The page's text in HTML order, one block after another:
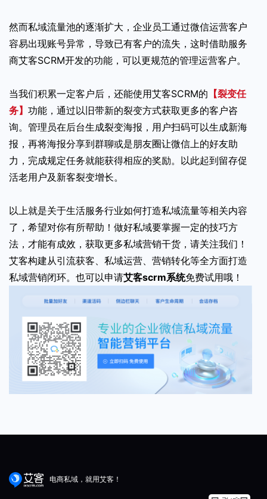
然而私域流量池的逐渐扩大，企业员工通过微信运营客户
容易出现账号异常，导致已有客户的流失，这时借助服务
商艾客SCRM开发的功能，可以更规范的管理运营客户。
当我们积累一定客户后，还能使用艾客SCRM的 【裂变任
务】 功能，通过以旧带新的裂变方式获取更多的客户咨
询。管理员在后台生成裂变海报，用户扫码可以生成新海
报，再将海报分享到群聊或是朋友圈让微信上的好友助
力，完成规定任务就能获得相应的奖励。以此起到留存促
活老用户及新客裂变增长。
以上就是关于生活服务行业如何打造私域流量等相关内容
了，希望对你有所帮助！做好私域要掌握一定的技巧方
法，才能有成效，获取更多私域营销干货，请关注我们！
艾客构建从引流获客、私域运营、营销转化等全方面打造
私域营销闭环。也可以申请艾客scrm系统免费试用哦！
电商私域，就用艾客！